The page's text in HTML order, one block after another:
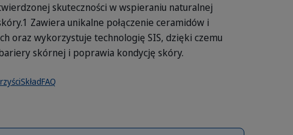
skuteczności w wspieraniu naturalnej
Zawiera unikalne połączenie ceramidów i
oraz wykorzystuje technologię SIS, dzięki czemu
skórnej i poprawia kondycję skóry.
SkładFAQ